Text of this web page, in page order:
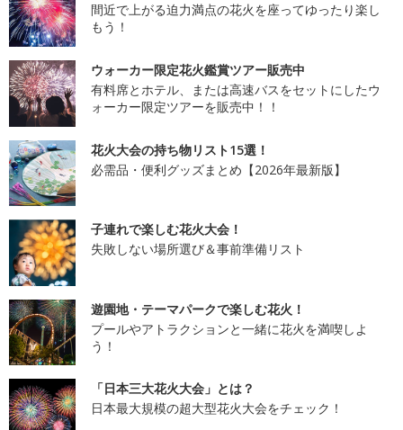
間近で上がる迫力満点の花火を座ってゆったり楽し
もう！
ウォーカー限定花火鑑賞ツアー販売中
有料席とホテル、または高速バスをセットにしたウ
ォーカー限定ツアーを販売中！！
花火大会の持ち物リスト15選！
必需品・便利グッズまとめ【2026年最新版】
子連れで楽しむ花火大会！
失敗しない場所選び＆事前準備リスト
遊園地・テーマパークで楽しむ花火！
プールやアトラクションと一緒に花火を満喫しよ
う！
「日本三大花火大会」とは？
日本最大規模の超大型花火大会をチェック！